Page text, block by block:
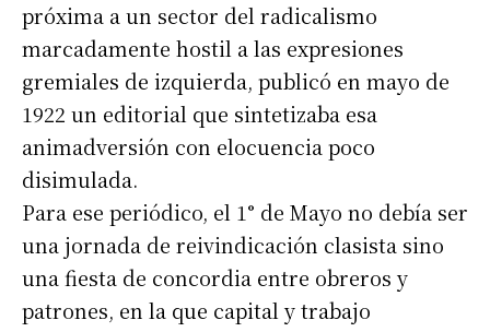
próxima a un sector del radicalismo
marcadamente hostil a las expresiones
gremiales de izquierda, publicó en mayo de
1922 un editorial que sintetizaba esa
animadversión con elocuencia poco
disimulada.
Para ese periódico, el 1° de Mayo no debía ser
una jornada de reivindicación clasista sino
una fiesta de concordia entre obreros y
patrones, en la que capital y trabajo